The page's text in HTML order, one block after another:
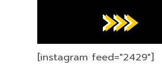
[instagram feed="2429"]